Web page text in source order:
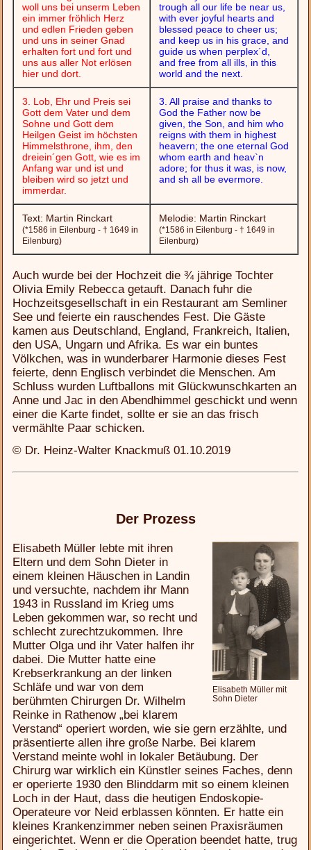
woll uns bei unserm Leben
ein immer fröhlich Herz
und edlen Frieden geben
und uns in seiner Gnad
erhalten fort und fort und
uns aus aller Not erlösen
hier und dort.
trough all our life be near us,
with ever joyful hearts and
blessed peace to cheer us;
and keep us in his grace, and
guide us when perplex´d,
and free from all ills, in this
world and the next.
3. Lob, Ehr und Preis sei
Gott dem Vater und dem
Sohne und Gott dem
Heilgen Geist im höchsten
Himmelsthrone, ihm, den
dreiein´gen Gott, wie es im
Anfang war und ist und
bleiben wird so jetzt und
immerdar.
3. All praise and thanks to
God the Father now be
given, the Son, and him who
reigns with them in highest
heavern; the one eternal God
whom earth and heav`n
adore; for thus it was, is now,
and sh all be evermore.
Text: Martin Rinckart
(*1586 in Eilenburg - † 1649 in
Eilenburg)
Melodie: Martin Rinckart
(*1586 in Eilenburg - † 1649 in
Eilenburg)
Auch wurde bei der Hochzeit die ¾ jährige Tochter
Olivia Emily Rebecca getauft. Danach fuhr die
Hochzeitsgesellschaft in ein Restaurant am Semliner
See und feierte ein rauschendes Fest. Die Gäste
kamen aus Deutschland, England, Frankreich, Italien,
den USA, Ungarn und Afrika. Es war ein buntes
Völkchen, was in wunderbarer Harmonie dieses Fest
feierte, denn Englisch verbindet die Menschen. Am
Schluss wurden Luftballons mit Glückwunschkarten an
Anne und Jac in den Abendhimmel geschickt und wenn
einer die Karte findet, sollte er sie an das frisch
vermählte Paar schicken.
© Dr. Heinz-Walter Knackmuß 01.10.2019
Der Prozess
Elisabeth Müller mit
Sohn Dieter
Elisabeth Müller lebte mit ihren
Eltern und dem Sohn Dieter in
einem kleinen Häuschen in Landin
und versuchte, nachdem ihr Mann
1943 in Russland im Krieg ums
Leben gekommen war, so recht und
schlecht zurechtzukommen. Ihre
Mutter Olga und ihr Vater halfen ihr
dabei. Die Mutter hatte eine
Krebserkrankung an der linken
Schläfe und war von dem
berühmten Chirurgen Dr. Wilhelm
Reinke in Rathenow „bei klarem
Verstand“ operiert worden, wie sie gern erzählte, und
präsentierte allen ihre große Narbe. Bei klarem
Verstand meinte wohl in lokaler Betäubung. Der
Chirurg war wirklich ein Künstler seines Faches, denn
er operierte 1930 den Blinddarm mit so einem kleinen
Loch in der Haut, dass die heutigen Endoskopie-
Operateure vor Neid erblassen könnten. Er hatte ein
kleines Krankenzimmer neben seinen Praxisräumen
eingerichtet. Wenn er die Operation beendet hatte, trug